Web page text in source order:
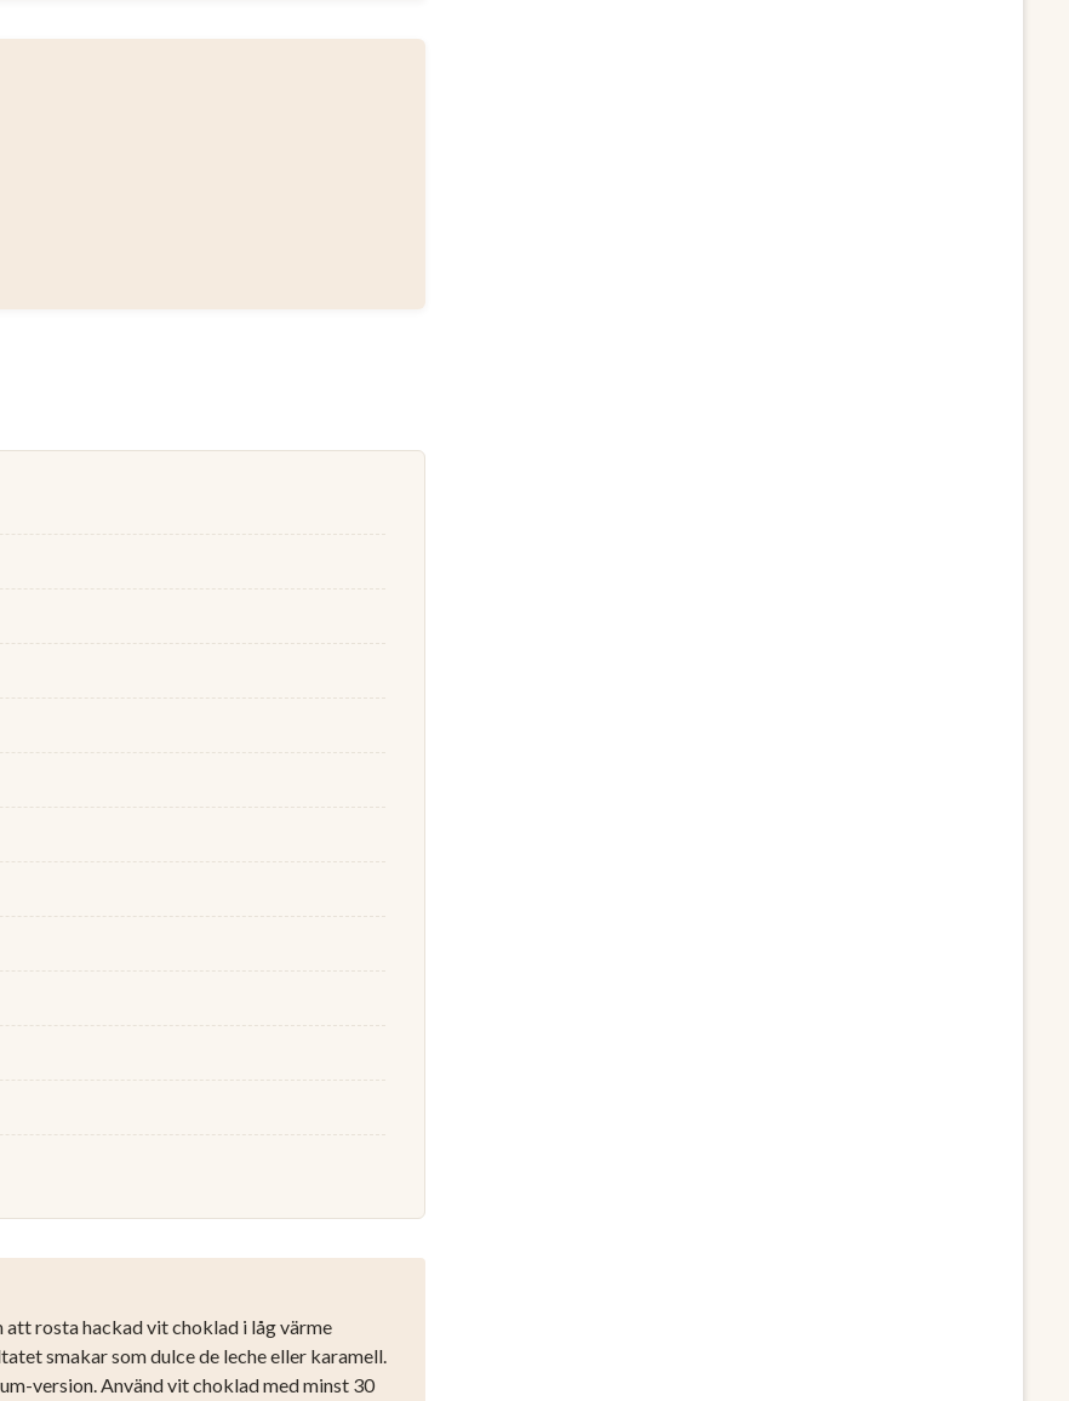
rosta hackad vit choklad i låg värme
smakar som dulce de leche eller karamell.
version. Använd vit choklad med minst 30